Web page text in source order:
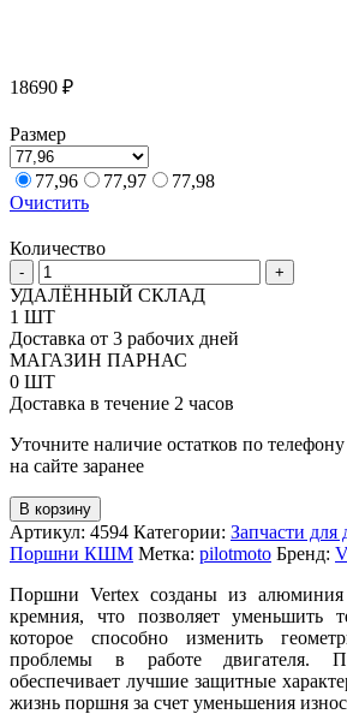
18690 ₽
Размер
77,96 77,97
77,98
Очистить
Количество
-
Количество
товара
Поршень
Vertex
под
мотоциклы
KTM
XC-
F
21,
HQV
FC
16-
21
+
УДАЛЁННЫЙ СКЛАД
1 ШТ
Доставка от 3 рабочих дней
МАГАЗИН ПАРНАС
0 ШТ
Доставка в течение 2 часов
Уточните наличие остатков по
на сайте заранее
В корзину
Артикул: 4594 Категории: Запчасти для
Поршни КШМ Метка: pilotmoto Бренд:
Поршни Vertex созданы из
кремния, что позволяет уменьшить
которое способно изменить
проблемы в работе двигателя.
обеспечивает лучшие защитные
жизнь поршня за счет уменьшения